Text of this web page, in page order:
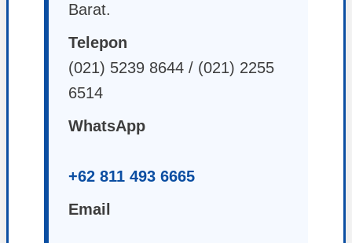
Barat.
Telepon
(021) 5239 8644 / (021) 2255
6514
WhatsApp
+62 811 493 6665
Email